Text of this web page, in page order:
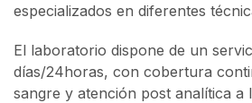
especializados en diferentes
El laboratorio dispone de un
días/24horas, con cobertura
sangre y atención post analítica a